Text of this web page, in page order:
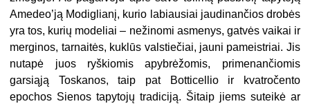
Amedeo’ją Modiglianį, kurio labiausiai jaudinančios drobės
yra tos, kurių modeliai – nežinomi asmenys, gatvės vaikai ir
merginos, tarnaitės, kuklūs valstiečiai, jauni pameistriai. Jis
nutapė juos ryškiomis apybrėžomis, primenančiomis
garsiąją Toskanos, taip pat Botticellio ir kvatročento
epochos Sienos tapytojų tradiciją. Šitaip jiems suteikė ar